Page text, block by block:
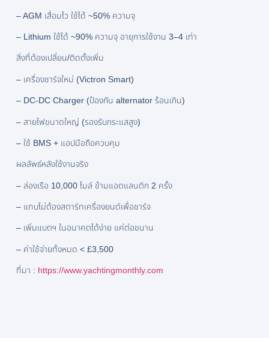
– AGM เสื่อมไว ใช้ได้ ~50% ความจุ
– Lithium ใช้ได้ ~90% ความจุ อายุการใช้งาน 3–4 เท่า
สิ่งที่ต้องเปลี่ยน/ติดตั้งเพิ่ม
– เครื่องชาร์จใหม่ (Victron Smart)
– DC-DC Charger (ป้องกัน alternator ร้อนเกิน)
– สายไฟขนาดใหญ่ (รองรับกระแสสูง)
– ใช้ BMS + แอปมือถือควบคุม
ผลลัพธ์หลังใช้งานจริง
– ล่องเรือ 10,000 ไมล์ ข้ามแอตแลนติก 2 ครั้ง
– แทบไม่ต้องสตาร์ทเครื่องยนต์เพื่อชาร์จ
– เพิ่มแบตฯ ในอนาคตได้ง่าย แค่ต่อขนาน
– ค่าใช้จ่ายทั้งหมด < £3,500
ที่มา : https://www.yachtingmonthly.com